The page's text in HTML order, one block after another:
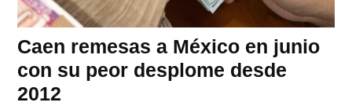
Caen remesas a México en junio
con su peor desplome desde
2012